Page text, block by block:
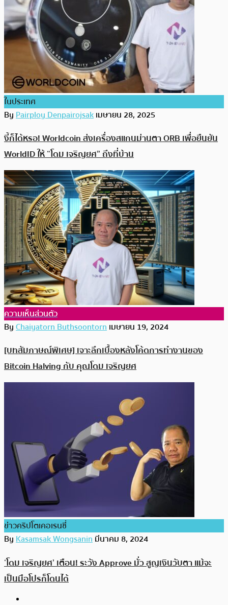
ในประเทศ
ByPairploy Denpairojsakเมษายน 28, 2025
งี้ก็ได้หรอ! Worldcoin ส่งเครื่องสแกนม่านตา ORB เพื่อยืนยัน
WorldID ให้ “โดม เจริญยศ” ถึงที่บ้าน
ความเห็นส่วนตัว
ByChaiyatorn Buthsoontornเมษายน 19, 2024
[บทสัมภาษณ์พิเศษ] เจาะลึกเบื้องหลังโค้ดการทำงานของ
Bitcoin Halving กับ คุณโดม เจริญยศ
ข่าวคริปโตเคอเรนซี่
ByKasamsak Wongsaninมีนาคม 8, 2024
‘โดม เจริญยศ’ เตือน! ระวัง Approve มั่ว สูญเงินวับตา แม้จะ
เป็นมือโปรก็โดนได้